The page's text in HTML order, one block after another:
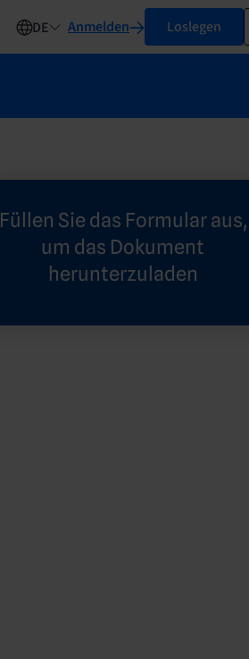
DE Anmelden Loslegen
Füllen Sie das Formular aus,
um das Dokument
herunterzuladen